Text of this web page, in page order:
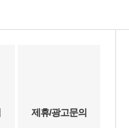
제휴/광고문의